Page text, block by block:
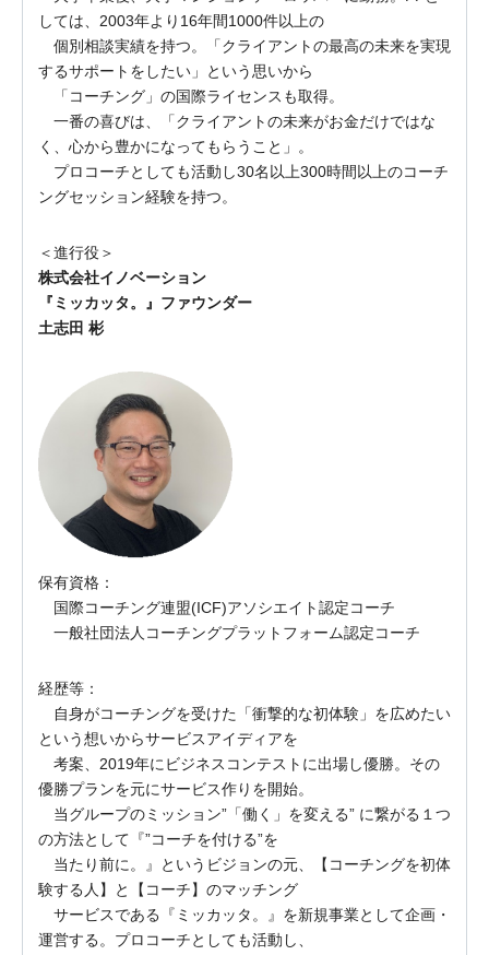
しては、2003年より16年間1000件以上の
個別相談実績を持つ。「クライアントの最高の未来を実現
するサポートをしたい」という思いから
「コーチング」の国際ライセンスも取得。
一番の喜びは、「クライアントの未来がお金だけではな
く、心から豊かになってもらうこと」。
プロコーチとしても活動し30名以上300時間以上のコーチ
ングセッション経験を持つ。
＜進行役＞
株式会社イノベーション
『ミッカッタ。』ファウンダー
土志田 彬
保有資格：
国際コーチング連盟(ICF)アソシエイト認定コーチ
一般社団法人コーチングプラットフォーム認定コーチ
経歴等：
自身がコーチングを受けた「衝撃的な初体験」を広めたい
という想いからサービスアイディアを
考案、2019年にビジネスコンテストに出場し優勝。その
優勝プランを元にサービス作りを開始。
当グループのミッション”「働く」を変える” に繋がる１つ
の方法として『”コーチを付ける”を
当たり前に。』というビジョンの元、【コーチングを初体
験する人】と【コーチ】のマッチング
サービスである『ミッカッタ。』を新規事業として企画・
運営する。プロコーチとしても活動し、